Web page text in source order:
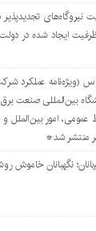
نیروگاه‌های تجدیدپذیر
ایجاد شده در
(ویژه‌نامه عملکرد
بین‌المللی صنعت برق
عمومی، امور
منتشر شد*
نگهبانان خاموش